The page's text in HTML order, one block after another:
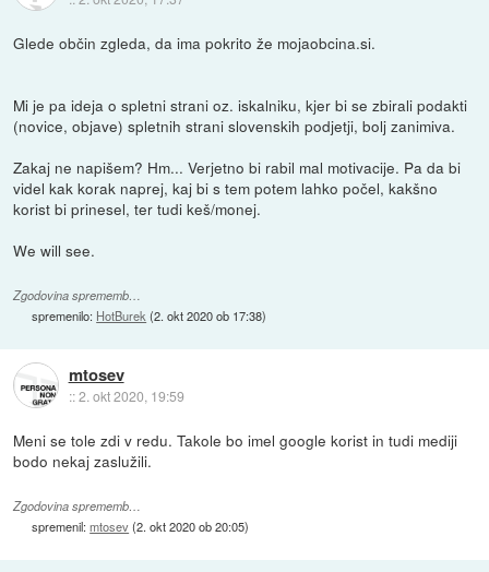
Glede občin zgleda, da ima pokrito že mojaobcina.si.
Mi je pa ideja o spletni strani oz. iskalniku, kjer bi se zbirali podakti
(novice, objave) spletnih strani slovenskih podjetji, bolj zanimiva.
Zakaj ne napišem? Hm... Verjetno bi rabil mal motivacije. Pa da bi
videl kak korak naprej, kaj bi s tem potem lahko počel, kakšno
korist bi prinesel, ter tudi keš/monej.
We will see.
Zgodovina sprememb…
spremenilo: HotBurek (2. okt 2020 ob 17:38)
mtosev
::2. okt 2020, 19:59
Meni se tole zdi v redu. Takole bo imel google korist in tudi mediji
bodo nekaj zaslužili.
Zgodovina sprememb…
spremenil:mtosev(2. okt 2020 ob 20:05)